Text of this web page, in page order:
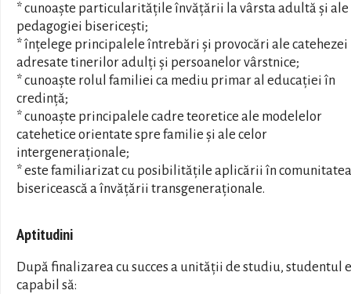
* cunoaște particularitățile învățării la vârsta adultă și ale
pedagogiei bisericești;
* înțelege principalele întrebări și provocări ale catehezei
adresate tinerilor adulți și persoanelor vârstnice;
* cunoaște rolul familiei ca mediu primar al educației în
credință;
* cunoaște principalele cadre teoretice ale modelelor
catehetice orientate spre familie și ale celor
intergeneraționale;
* este familiarizat cu posibilitățile aplicării în comunitatea
bisericească a învățării transgeneraționale.
Aptitudini
După finalizarea cu succes a unității de studiu, studentul
capabil să: